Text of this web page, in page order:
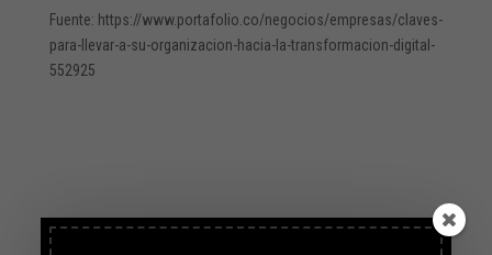
Fuente: https://www.portafolio.co/negocios/empresas/claves-
para-llevar-a-su-organizacion-hacia-la-transformacion-digital-
552925